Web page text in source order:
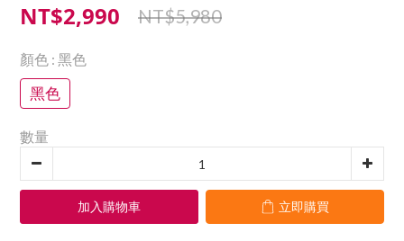
NT$2,990 NT$5,980
顏色 : 黑色
黑色
數量
加入購物車 立即購買